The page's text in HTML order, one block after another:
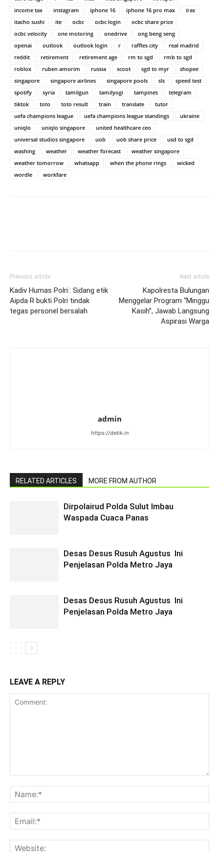
income tax
instagram iphone 16 iphone 16 pro max
iras
itacho sushi
ite ocbc ocbc login
ocbc share price
ocbc velocity
one motoring onedrive
ong beng seng
openai
outlook outlook login r raffles city
real madrid
reddit
retirement retirement age rm to sgd
rmb to sgd
roblox
ruben amorim russia scoot sgd to myr
shopee
singapore
singapore airlines singapore pools sls
speed test
spotify
syria tamilgun tamilyogi tampines
telegram
tiktok
toto toto result train translate
tutor
uefa champions league
uefa champions league standings
ukraine
uniqlo
uniqlo singapore
united healthcare ceo
universal studios singapore
uob uob share price
usd to sgd
washing
weather weather forecast
weather singapore
weather tomorrow
whatsapp when the phone rings
wicked
wordle
workfare
Previous article
Kadiv Humas Polri:: Sidang etik
Aipda R bukti Polri tindak
tegas personel bersalah
Next article
Kapolresta Bulungan
Menggelar Program “Minggu
Kasih”, Jawab Langsung
Aspirasi Warga
admin
https://detik.in
RELATED ARTICLES MORE FROM AUTHOR
Dirpolairud Polda Sulut Imbau
Waspada Cuaca Panas
Desas Desus Rusuh Agustus Ini
Penjelasan Polda Metro Jaya
Desas Desus Rusuh Agustus Ini
Penjelasan Polda Metro Jaya
LEAVE A REPLY